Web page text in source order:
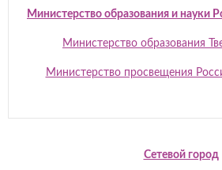
Министерство образования и науки
Министерство образования
Министерство просвещения
Сетевой город